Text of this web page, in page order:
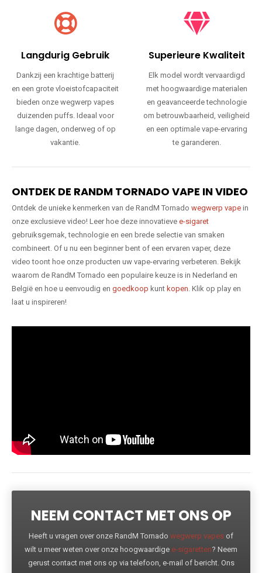
Langdurig Gebruik
Dankzij een krachtige batterij
en een grote vloeistofcapaciteit
bieden onze wegwerp vapes
duizenden puffs. Ideaal voor
lange dagen, onderweg of op
vakantie.
Superieure Kwaliteit
Elk model wordt vervaardigd
met hoogwaardige materialen
en geavanceerde technologie
om betrouwbaarheid, veiligheid
en een optimale vape-ervaring
te garanderen.
ONTDEK DE RANDM TORNADO VAPE IN VIDEO
Ontdek de unieke kenmerken van de RandM Tornado wegwerp vape in
onze exclusieve video! Leer hoe deze innovatieve e-sigaret
gebruiksgemak, technologie en een brede selectie van smaken
combineert. Of u nu een beginner bent of een ervaren vaper, deze
video toont hoe onze producten uw vape-ervaring verbeteren. Bekijk
waarom de RandM Tornado een populaire keuze is in Nederland en
België en hoe u eenvoudig en goedkoop kunt kopen. Klik op play en
laat u inspireren!
NEEM CONTACT MET ONS OP
Heeft u vragen over onze RandM Tornado wegwerp vapes of
wilt u meer weten over onze hoogwaardige e-sigaretten? Neem
gerust contact met ons op via telefoon, e-mail of bericht. Ons